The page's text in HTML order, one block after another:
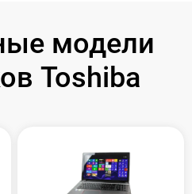
модели
Toshiba